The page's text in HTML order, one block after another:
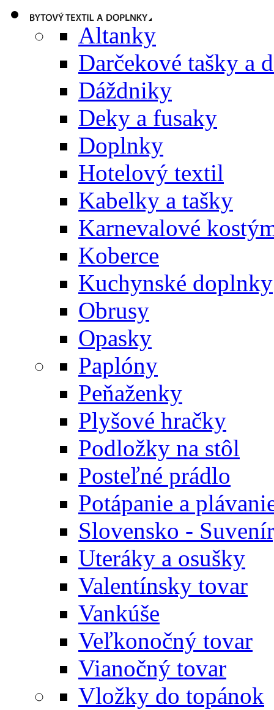
Altanky
Darčekové tašky a
Dáždniky
Deky a fusaky
Doplnky
Hotelový textil
Kabelky a tašky
Karnevalové
Koberce
Kuchynské doplnky
Obrusy
Opasky
Paplóny
Peňaženky
Plyšové hračky
Podložky na stôl
Posteľné prádlo
Potápanie a
Slovensko -
Uteráky a osušky
Valentínsky tovar
Vankúše
Veľkonočný tovar
Vianočný tovar
Vložky do topánok